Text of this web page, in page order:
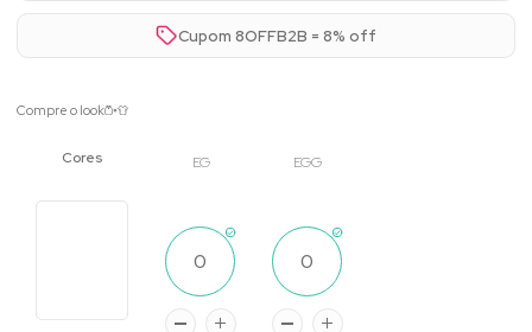
Cupom 8OFFB2B = 8% off
Compre o look
EG EGG